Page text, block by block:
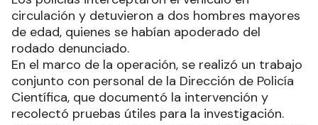
circulación y detuvieron a dos hombres mayores
de edad, quienes se habían apoderado del
rodado denunciado.
En el marco de la operación, se realizó un trabajo
conjunto con personal de la Dirección de Policía
Científica, que documentó la intervención y
recolectó pruebas útiles para la investigación.